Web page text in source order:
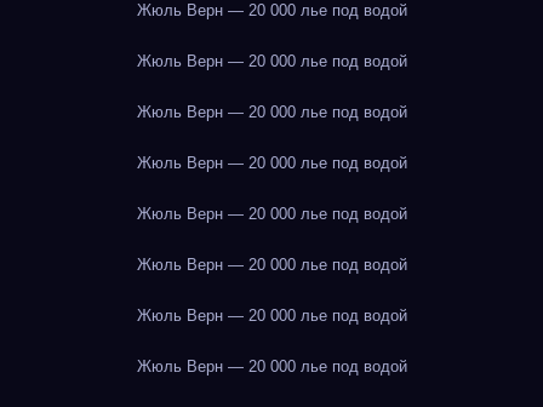
Жюль Верн — 20 000 лье под водой
Жюль Верн — 20 000 лье под водой
Жюль Верн — 20 000 лье под водой
Жюль Верн — 20 000 лье под водой
Жюль Верн — 20 000 лье под водой
Жюль Верн — 20 000 лье под водой
Жюль Верн — 20 000 лье под водой
Жюль Верн — 20 000 лье под водой